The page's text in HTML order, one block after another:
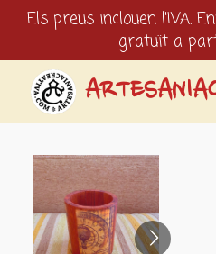
contenido
principal
Els preus inclouen l'IVA.
gratuït a